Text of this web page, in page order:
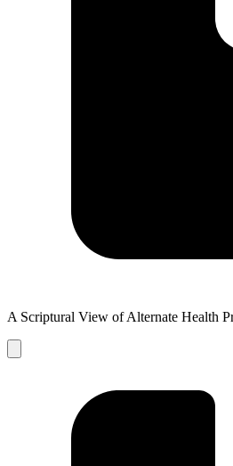
A Scriptural View of Alternate Health